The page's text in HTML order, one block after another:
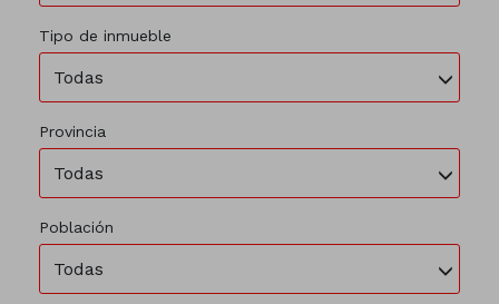
Tipo de inmueble
Todas
Provincia
Todas
Población
Todas